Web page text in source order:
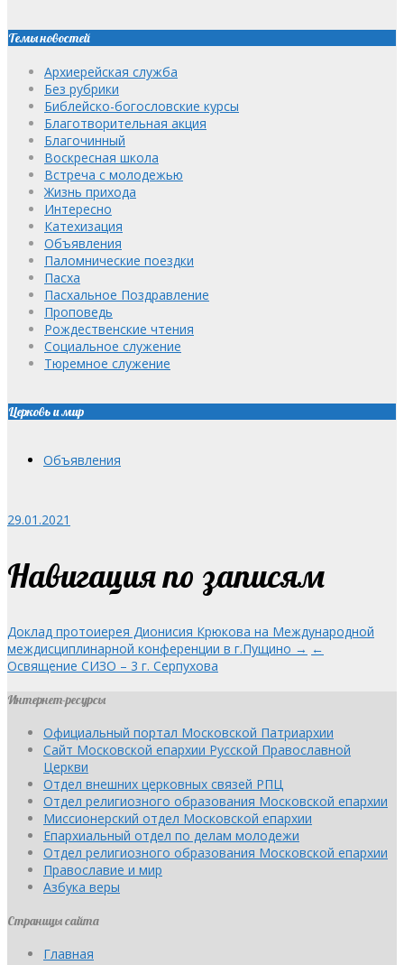
Темы новостей
Архиерейская служба
Без рубрики
Библейско-богословские курсы
Благотворительная акция
Благочинный
Воскресная школа
Встреча с молодежью
Жизнь прихода
Интересно
Катехизация
Объявления
Паломнические поездки
Пасха
Пасхальное Поздравление
Проповедь
Рождественские чтения
Социальное служение
Тюремное служение
Церковь и мир
Объявления
29.01.2021
Навигация по записям
Доклад протоиерея Дионисия Крюкова на Международной
междисциплинарной конференции в г.Пущино → ←
Освящение СИЗО – 3 г. Серпухова
Интернет-ресурсы
Официальный портал Московской Патриархии
Сайт Московской епархии Русской Православной
Церкви
Отдел внешних церковных связей РПЦ
Отдел религиозного образования Московской епархии
Миссионерский отдел Московской епархии
Епархиальный отдел по делам молодежи
Отдел религиозного образования Московской епархии
Православие и мир
Азбука веры
Страницы сайта
Главная